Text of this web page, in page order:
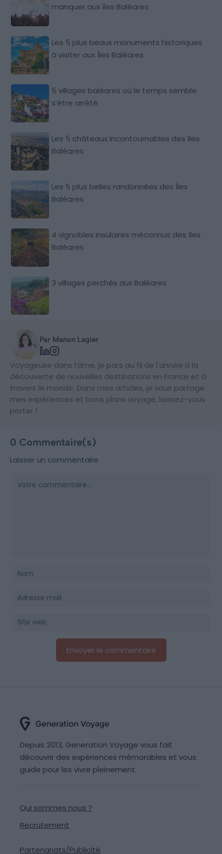
manquer aux îles Baléares
Les 5 plus beaux monuments historiques
à visiter aux Îles Baléares
5 villages baléares où le temps semble
s’être arrêté
Les 5 châteaux incontournables des îles
Baléares
Les 5 plus belles randonnées des Îles
Baléares
4 vignobles insulaires méconnus des îles
Baléares
3 villages perchés aux Baléares
Par Manon Lagier
Voyageuse dans l’âme, je pars au fil de l'année à la
découverte de nouvelles destinations en France et à
travers le monde. Dans mes articles, je vous partage
mes expériences et bons plans voyage, laissez-vous
porter !
0 Commentaire(s)
Laisser un commentaire
Depuis 2013, Generation Voyage vous fait
découvrir des expériences mémorables et vous
guide pour les vivre pleinement.
Qui sommes nous ?
Recrutement
Partenariats/Publicité